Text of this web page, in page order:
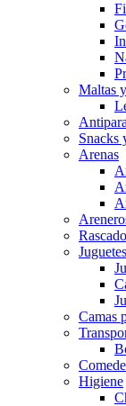
Maltas
Snacks
Arenas
Camas
Higiene